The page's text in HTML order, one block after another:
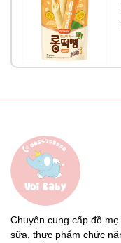
Chuyên cung cấp đồ
sữa, thực phẩm chức